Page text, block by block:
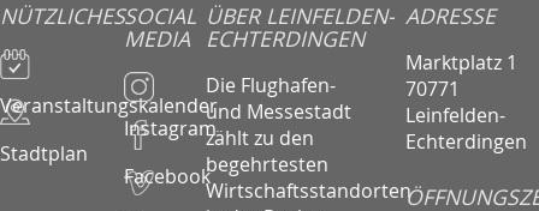
NÜTZLICHES
Veranstaltungskalender
Stadtplan
SOCIAL
MEDIA
Instagram
Facebook
ÜBER LEINFELDEN-
ECHTERDINGEN
Die Flughafen-
und Messestadt
zählt zu den
begehrtesten
Wirtschaftsstandorten
ADRESSE
Marktplatz 1
70771
Leinfelden-
Echterdingen